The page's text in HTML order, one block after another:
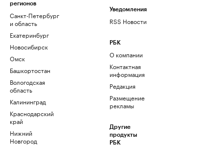
регионов
Санкт-Петербург
и область
Екатеринбург
Новосибирск
Омск
Башкортостан
Вологодская
область
Калининград
Краснодарский
край
Нижний
Новгород
Уведомления
RSS Новости
РБК
О компании
Контактная
информация
Редакция
Размещение
рекламы
Другие
продукты
РБК